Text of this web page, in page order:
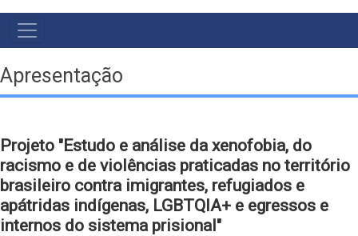
NAVEGAÇÃO
PRINCIPAL
Apresentação
Projeto "Estudo e análise da xenofobia, do
racismo e de violências praticadas no território
brasileiro contra imigrantes, refugiados e
apátridas indígenas, LGBTQIA+ e egressos e
internos do sistema prisional"